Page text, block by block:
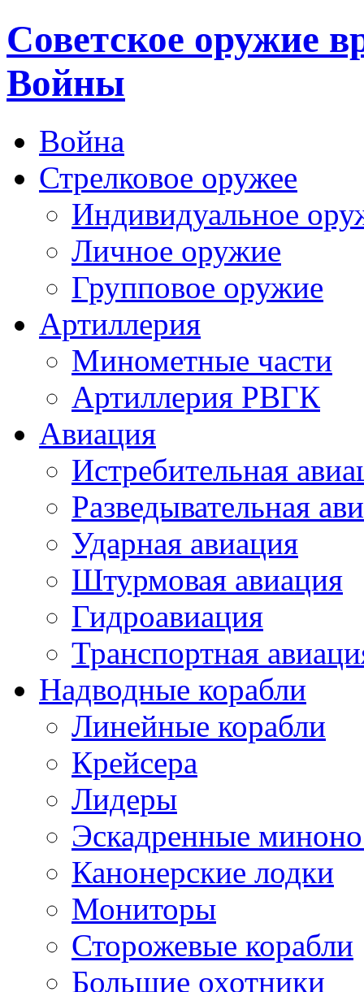
Cоветское оружие
Войны
Война
Стрелковое оружее
Индивидуальное
Личное оружие
Групповое оружие
Артиллерия
Минометные части
Артиллерия РВГК
Авиация
Истребительная
Разведывательная
Ударная авиация
Штурмовая авиация
Гидроавиация
Транспортная
Надводные корабли
Линейные корабли
Крейсера
Лидеры
Эскадренные
Канонерские лодки
Мониторы
Сторожевые корабли
Большие охотники